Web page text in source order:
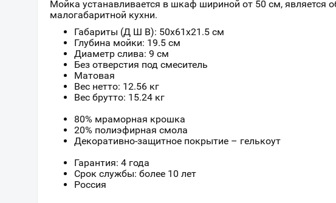
Мойка устанавливается в шкаф шириной от 50 см, является
малогабаритной кухни.
Габариты (Д Ш В): 50x61x21.5 см
Глубина мойки: 19.5 см
Диаметр слива: 9 см
Без отверстия под смеситель
Матовая
Вес нетто: 12.56 кг
Вес брутто: 15.24 кг
80% мраморная крошка
20% полиэфирная смола
Декоративно-защитное покрытие – гелькоут
Гарантия: 4 года
Срок службы: более 10 лет
Россия